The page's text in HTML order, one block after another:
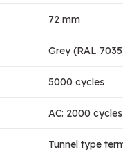
72 mm
Grey (RAL
5000 cycles
AC: 2000
Tunnel type